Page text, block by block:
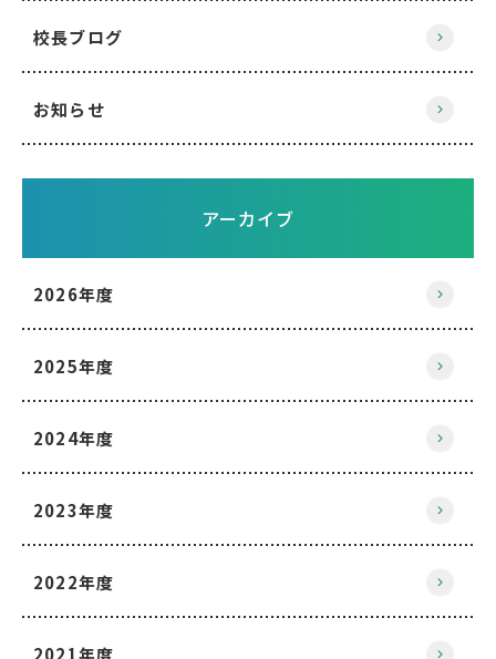
校長ブログ
お知らせ
アーカイブ
2026年度
2025年度
2024年度
2023年度
2022年度